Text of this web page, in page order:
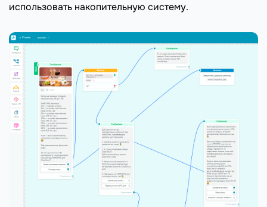
использовать накопительную систему.